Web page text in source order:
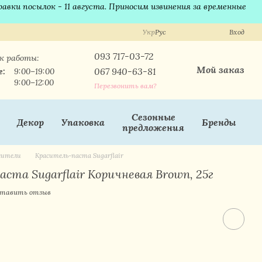
посылок - 11 августа. Приносим извинения за временные
УкрРус Вход
работы:
9:00–19:00
9:00–12:00
093 717-03-72
067 940-63-81
Перезвонить вам?
Мой заказ
Декор Упаковка
Сезонные
предложения
Бренды
Краситель-паста Sugarflair
Sugarflair Коричневая Brown, 25г
отзыв